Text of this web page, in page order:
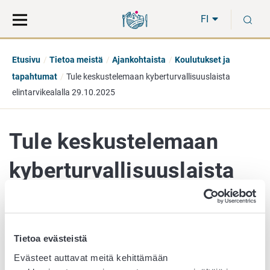
Tietoa evästeistä
Evästeet auttavat meitä kehittämään
suoraan
sisältöön
koko
sivuston
FI
Etusivu Tietoa meistä Ajankohtaista
Koulutukset ja
tapahtumat
Tule keskustelemaan kyberturvallisuuslaista
elintarvikealalla 29.10.2025
Tule keskustelemaan
kyberturvallisuuslaista
29.10.2025